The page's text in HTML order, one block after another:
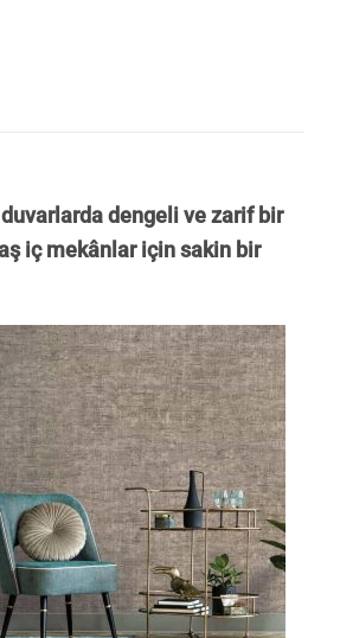
dengeli ve zarif bir
iç mekânlar için sakin bir